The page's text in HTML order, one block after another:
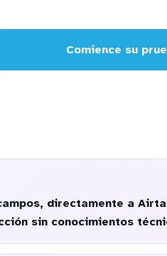
Comience su
directamente a
sin conocimientos